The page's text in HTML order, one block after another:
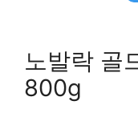
노발락 골
800g